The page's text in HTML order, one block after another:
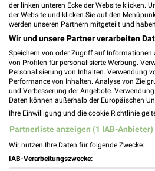
DFS
Die
dm
der linken unteren Ecke der Website klicken.
der Website und klicken Sie auf den
werden unseren Partnern mitgeteilt und
Wir und unsere Partner verarbeiten
Speichern von oder Zugriff auf Informationen
von Profilen für personalisierte Werbung.
Personalisierung von Inhalten. Verwendung
Performance von Inhalten. Analyse von
und Verbesserung der Angebote.
Daten können außerhalb der Europäischen
Ihre Einwilligung und die cookie Richtlinie
Partnerliste anzeigen (1 IAB-Anbieter)
Wir nutzen Ihre Daten für folgende Zwecke:
IAB-Verarbeitungszwecke: